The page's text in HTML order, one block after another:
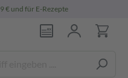
€ und für E-Rezepte